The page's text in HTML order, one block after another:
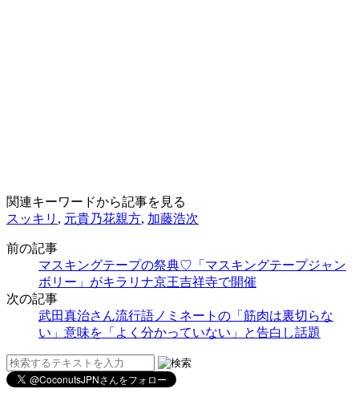
関連キーワードから記事を見る
スッキリ , 元貴乃花親方, 加藤浩次
前の記事
マスキングテープの祭典♡「マスキングテープジャン
ボリー」がキラリナ京王吉祥寺で開催
次の記事
武田真治さん流行語ノミネートの「筋肉は裏切らな
い」意味を「よく分かっていない」と告白し話題